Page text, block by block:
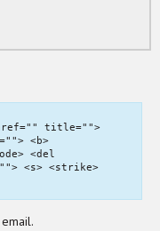
title="">
<b>
<del
<s> <strike>